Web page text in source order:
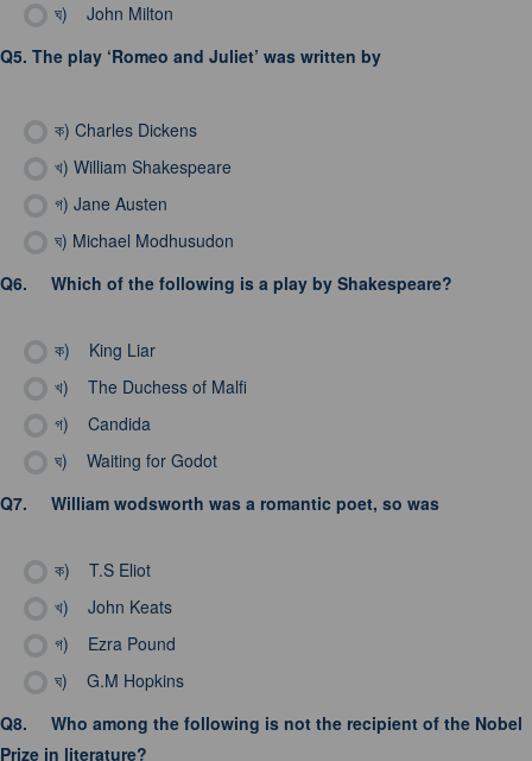
ঘ)
John Milton
Q5. The play ‘Romeo and Juliet’ was written by
ক) Charles Dickens
খ) William Shakespeare
গ) Jane Austen
ঘ) Michael Modhusudon
Q6.
Which of the following is a play by Shakespeare?
ক)
King Liar
খ)
The Duchess of Malfi
গ)
Candida
ঘ)
Waiting for Godot
Q7.
William wodsworth was a romantic poet, so was
ক)
T.S Eliot
খ)
John Keats
গ)
Ezra Pound
ঘ)
G.M Hopkins
Q8.
Who among the following is not the recipient of the Nobel
Prize in literature?